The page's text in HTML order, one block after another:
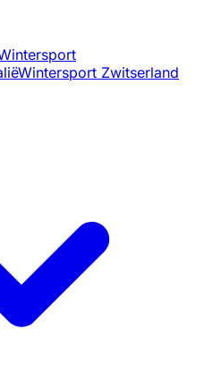
Wintersport Zwitserland